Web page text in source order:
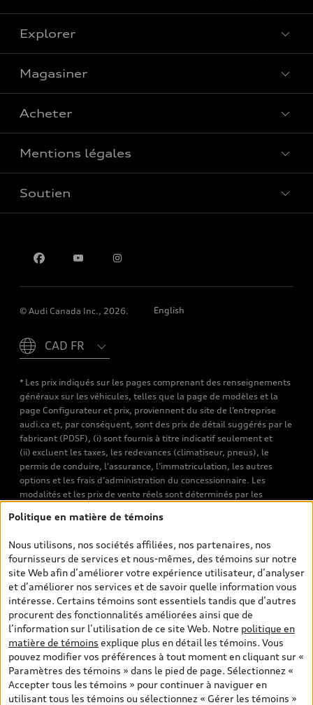
Explorer
Voir tous les modèles
Magasiner
Offres spéciales
Acheter
Réserver un essai routier
Mentions légales
Confidentialité
Soutien
© Audi Canada Inc., 2026.
English
* Les prix indiqués sur les pages comprenant des renseignements
généraux sur les véhicules, telles que la page de modèles et la
page Configurateur et prix, proviennent du site de l’entreprise
audi.ca et, par conséquent, sont des prix de détail suggérés par le
fabricant (PDSF), (i) sont fournis à titre indicatif seulement et
(ii) excluent les taxes, les redevances (climatiseur, pneus), le
permis de conduire, l’assurance, l’immatriculation, les autres
options et les frais d’administration du concessionnaire. Les
modalités et les prix de vente réels sont déterminés par les
véhicules neufs et d’occasion sont les prix de vente établis par les
de transport et d’inspection de prélivraison, les taxes
environnementales (pour les véhicules neufs) et les frais
d’administration des concessionnaires. Toutefois, les taxes de
vente sont exclues. Veuillez noter que les prix de l’estimateur de
versements sont des PDSF s’il a été consulté au moyen de l’onglet
Configurateur et prix (à titre indicatif). Toutefois, s’il a été
consulté à partir des pages de recherche de véhicules neufs et
d’occasion, les prix indiqués sont des prix de vente (prix de vente
réels). Sur les pages de renseignements généraux sur les
véhicules, les modèles sont montrés à titre indicatif seulement,
avec des caractéristiques qui peuvent ne pas être offertes sur les
Politique en matière de témoins
Nous utilisons, nos sociétés affiliées, nos partenaires, nos
fournisseurs de services et nous-mêmes, des témoins sur notre
site Web afin d’améliorer votre expérience utilisateur, d’analyser
et d’améliorer nos services et de savoir quelle information vous
intéresse. Certains témoins sont essentiels tandis que d’autres
procurent des fonctionnalités améliorées ainsi que de
l’information sur l’utilisation de ce site Web. Notre politique en
matière de témoins explique plus en détail les témoins. Vous
pouvez modifier vos préférences à tout moment en cliquant sur «
Paramètres des témoins » dans le pied de page. Sélectionnez «
Accepter tous les témoins » pour continuer à naviguer en
utilisant tous les témoins ou sélectionnez « Gérer les témoins »